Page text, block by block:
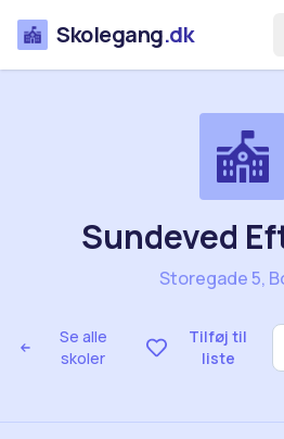
Skolegang.dk
Se alle
skoler
Tilføj til
liste
Sundeved
Storegade 5,